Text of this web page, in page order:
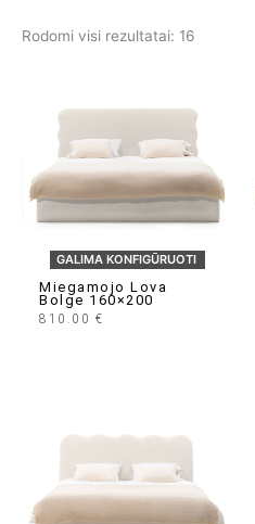
Rodomi visi rezultatai: 16
GALIMA KONFIGŪRUOTI
Miegamojo Lova
Bolge 160×200
810.00 €